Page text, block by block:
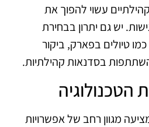
עשוי להפוך את
יש גם יתרון בבחירת
כמו טיולים בפארק, ביקור
השתתפות בסדנאות קהילתיות.
הטכנולוגיה
מציעה מגוון רחב של אפשרויות